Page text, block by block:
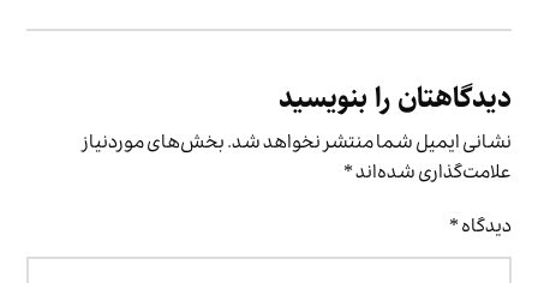
دیدگاهتان را بنویسید
نشانی ایمیل شما منتشر نخواهد شد.بخش‌های موردنیاز
علامت‌گذاری شده‌اند*
دیدگاه*